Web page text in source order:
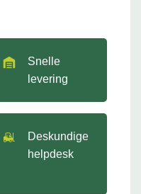
Snelle
levering
Deskundige
helpdesk